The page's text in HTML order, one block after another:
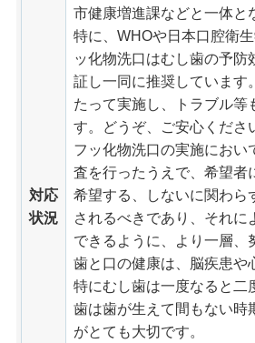
対応
状況
市健康増進課などと一体と
特に、WHOや日本口腔衛
ッ化物洗口はむし歯の予
証し一同に推奨しています
たって実施し、トラブル等
す。どうぞ、ご安心くださ
フッ化物洗口の実施におい
査を行ったうえで、希望者
希望する、しないに関わら
されるべきであり、それ
できるように、より一層、
歯と口の健康は、脳疾患や
特にむし歯は一度なると二
歯は歯が生えて間もない時
がとても大切です。